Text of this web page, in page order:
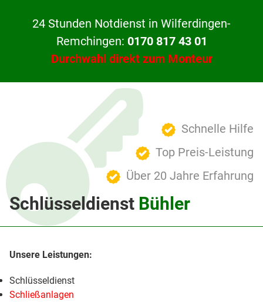
24 Stunden Notdienst in Wilferdingen-
Remchingen: 0170 817 43 01
Durchwahl direkt zum Monteur
Schnelle Hilfe
Top Preis-Leistung
Über 20 Jahre Erfahrung
Schlüsseldienst Bühler
Schlüsseldienst
Schließanlagen